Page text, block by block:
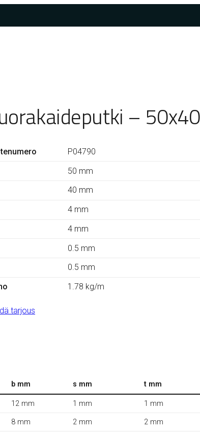
–
P04790
50 mm
40 mm
4 mm
4 mm
0.5 mm
0.5 mm
1.78 kg/m
tarjous
b mm s mm t mm
12 mm 1 mm 1 mm
8 mm 2 mm 2 mm